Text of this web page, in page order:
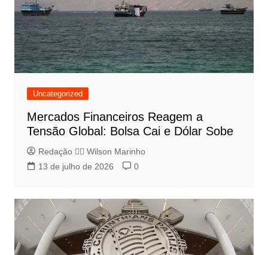
Uncategorized
Mercados Financeiros Reagem a
Tensão Global: Bolsa Cai e Dólar Sobe
Redação 👨‍⚖️​ Wilson Marinho
13 de julho de 2026
0